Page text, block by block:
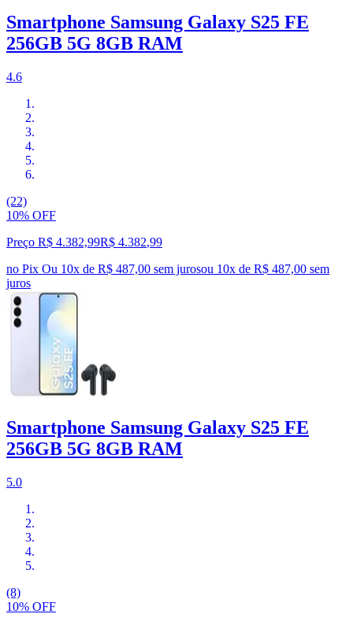
Smartphone Samsung Galaxy S25 FE
256GB 5G 8GB RAM
4.6
(22)
10% OFF
Preço R$ 4.382,99R$ 4.382,99
no Pix Ou 10x de R$ 487,00 sem jurosou 10x de R$ 487,00 sem
juros
Smartphone Samsung Galaxy S25 FE
256GB 5G 8GB RAM
5.0
(8)
10% OFF